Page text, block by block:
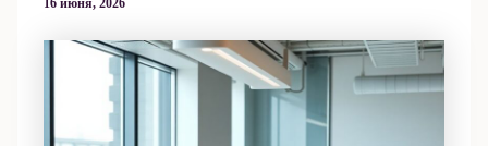
16 июня, 2026